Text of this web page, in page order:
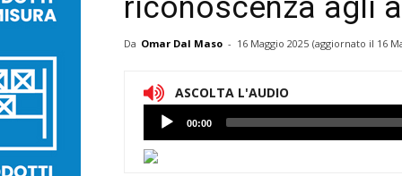
riconoscenza agli
Da Omar Dal Maso - 16 Maggio 2025 (aggiornato il 16
ASCOLTA L'AUDIO
Lettore
Audio
00:00